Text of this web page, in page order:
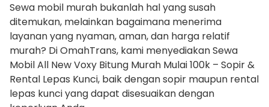
Sewa mobil murah bukanlah hal yang susah
ditemukan, melainkan bagaimana menerima
layanan yang nyaman, aman, dan harga relatif
murah? Di OmahTrans, kami menyediakan Sewa
Mobil All New Voxy Bitung Murah Mulai 100k – Sopir &
Rental Lepas Kunci, baik dengan sopir maupun rental
lepas kunci yang dapat disesuaikan dengan